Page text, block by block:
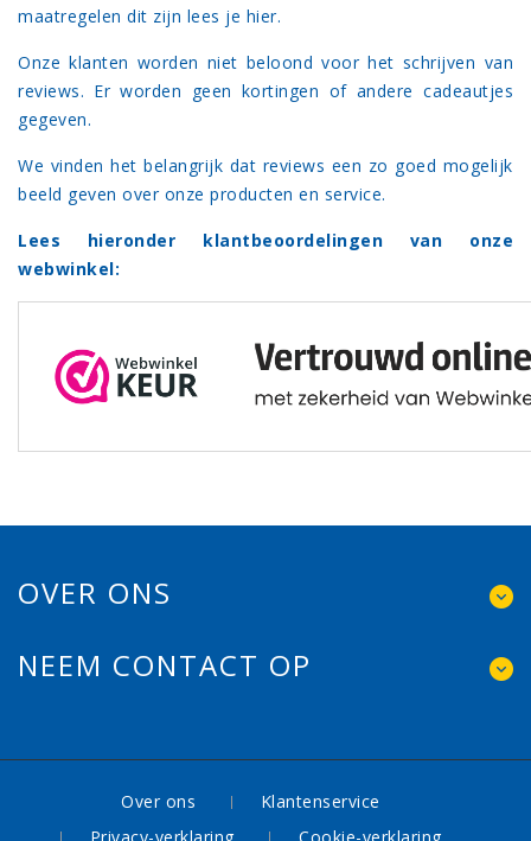
maatregelen dit zijn lees je hier.
Onze klanten worden niet beloond voor het schrijven van
reviews. Er worden geen kortingen of andere cadeautjes
gegeven.
We vinden het belangrijk dat reviews een zo goed mogelijk
beeld geven over onze producten en service.
Lees hieronder klantbeoordelingen van onze
webwinkel:
OVER ONS
NEEM CONTACT OP
Over ons
Klantenservice